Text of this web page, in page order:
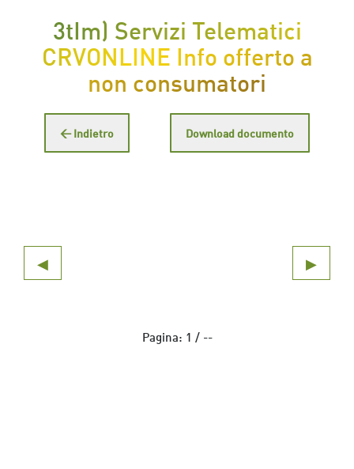
3tIm) Servizi Telematici
CRVONLINE Info offerto a
non consumatori
← Indietro Download documento
◀ ▶
Pagina: 1 / --